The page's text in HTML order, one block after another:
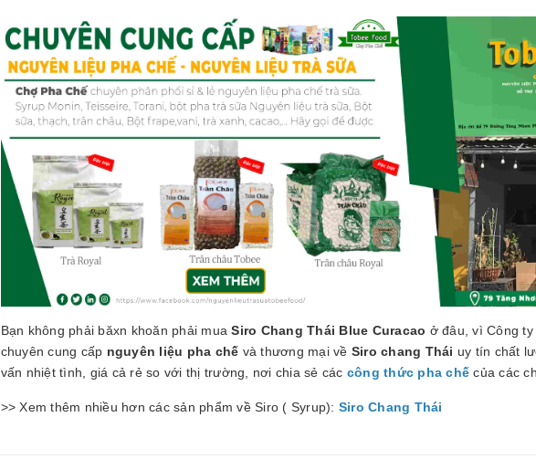
Bạn không phải băxn khoăn phải muaSiro Chang Thái Blue Curacao ở đâu, vì Công ty
chuyên cung cấp nguyên liệu pha chế và thương mại về Siro chang Thái uy tín chất
vấn nhiệt tình, giá cả rẻ so với thị trường, nơi chia sẻ các công thức pha chế của các
>> Xem thêm nhiều hơn các sản phẩm về Siro ( Syrup): Siro Chang Thái